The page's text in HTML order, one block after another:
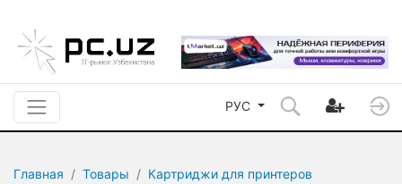
РУС
Главная Товары
Картриджи для принтеров